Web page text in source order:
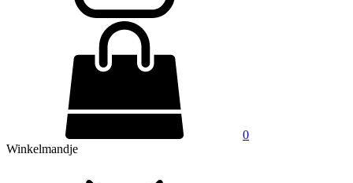
0
Winkelmandje